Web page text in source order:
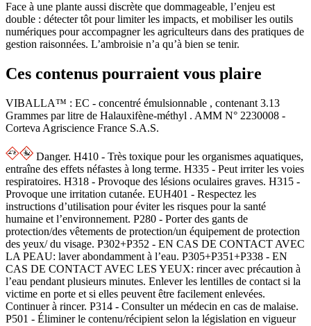
Face à une plante aussi discrète que dommageable, l’enjeu est
double : détecter tôt pour limiter les impacts, et mobiliser les outils
numériques pour accompagner les agriculteurs dans des pratiques de
gestion raisonnées. L’ambroisie n’a qu’à bien se tenir.
Ces contenus pourraient vous plaire
VIBALLA™ : EC - concentré émulsionnable , contenant 3.13
Grammes par litre de Halauxifène-méthyl . AMM N° 2230008 -
Corteva Agriscience France S.A.S.
Danger. H410 - Très toxique pour les organismes aquatiques,
entraîne des effets néfastes à long terme. H335 - Peut irriter les voies
respiratoires. H318 - Provoque des lésions oculaires graves. H315 -
Provoque une irritation cutanée. EUH401 - Respectez les
instructions d’utilisation pour éviter les risques pour la santé
humaine et l’environnement. P280 - Porter des gants de
protection/des vêtements de protection/un équipement de protection
des yeux/ du visage. P302+P352 - EN CAS DE CONTACT AVEC
LA PEAU: laver abondamment à l’eau. P305+P351+P338 - EN
CAS DE CONTACT AVEC LES YEUX: rincer avec précaution à
l’eau pendant plusieurs minutes. Enlever les lentilles de contact si la
victime en porte et si elles peuvent être facilement enlevées.
Continuer à rincer. P314 - Consulter un médecin en cas de malaise.
P501 - Éliminer le contenu/récipient selon la législation en vigueur